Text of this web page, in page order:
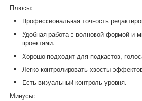
Плюсы:
Профессиональная точность
Удобная работа с волновой формой и
проектами.
Хорошо подходит для подкастов,
Легко контролировать хвосты
Есть визуальный контроль уровня.
Минусы: